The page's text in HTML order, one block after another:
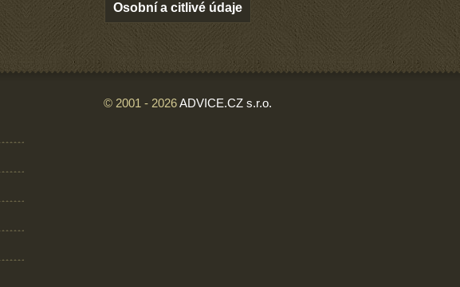
Osobní a citlivé údaje
© 2001 - 2026ADVICE.CZ s.r.o.